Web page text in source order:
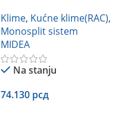
Klime, Kućne klime(RAC),
Monosplit sistem
MIDEA
Na stanju
74.130 рсд